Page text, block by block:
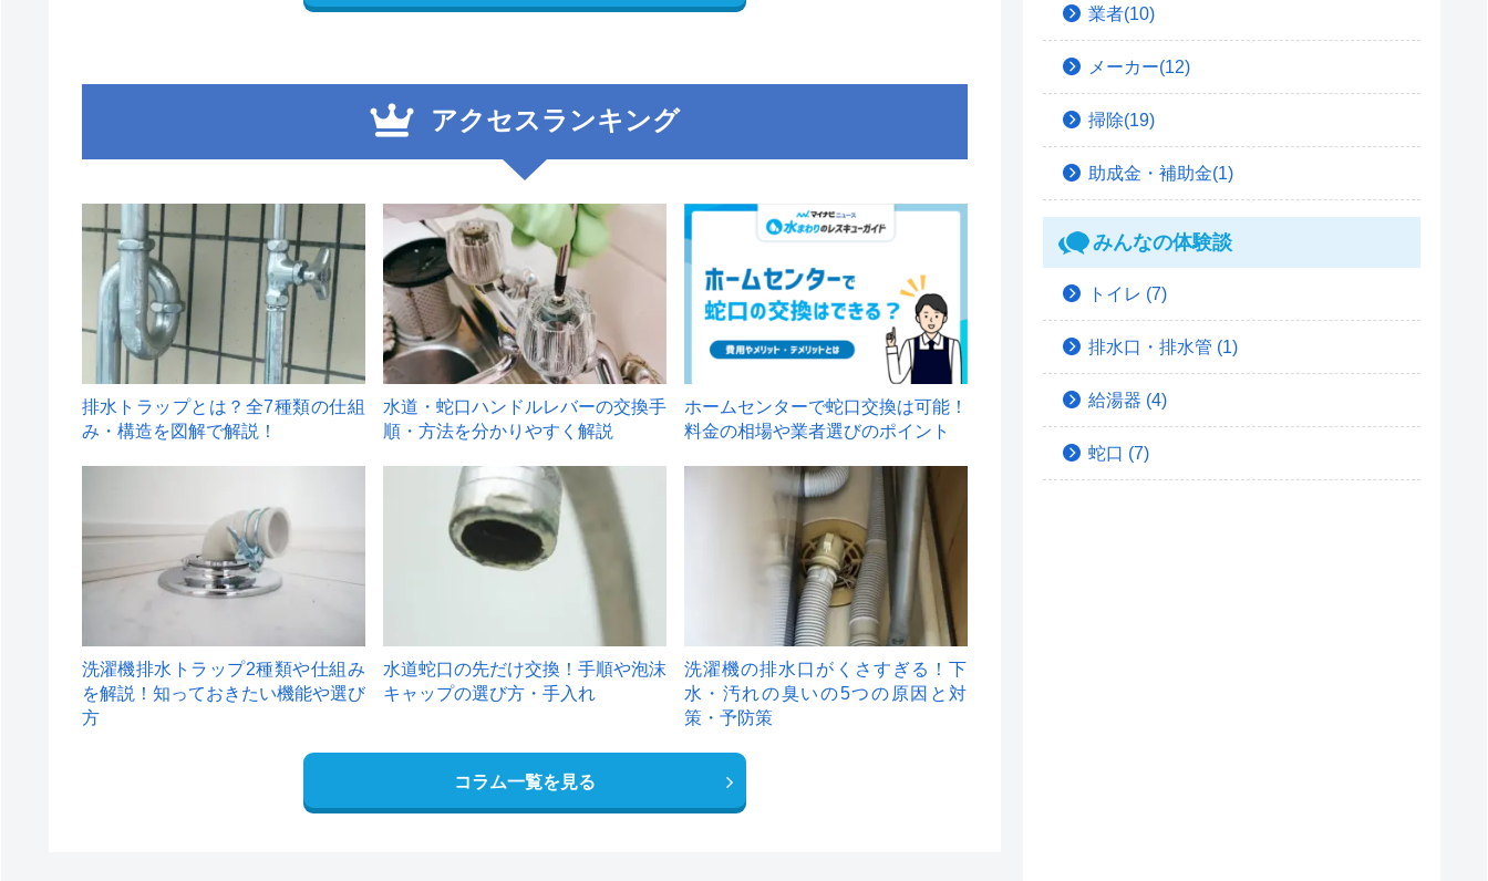
アクセスランキング
1
排水トラップとは？全7種類の仕組
み・構造を図解で解説！
2
水道・蛇口ハンドルレバーの交換手
順・方法を分かりやすく解説
ホームセンターで蛇口交換は可能！
料金の相場や業者選びのポイント
洗濯機排水トラップ2種類や仕組み
を解説！知っておきたい機能や選び
方
水道蛇口の先だけ交換！手順や泡沫
キャップの選び方・手入れ
洗濯機の排水口がくさすぎる！下
水・汚れの臭いの5つの原因と対
策・予防策
コラム一覧を見る
業者(10)
メーカー(12)
掃除(19)
助成金・補助金(1)
みんなの体験談
トイレ (7)
排水口・排水管 (1)
給湯器 (4)
蛇口 (7)